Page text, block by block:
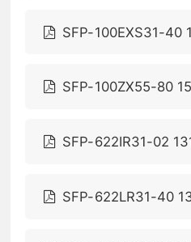
SFP-100EXS31-40
SFP-100ZX55-80
SFP-622IR31-02
SFP-622LR31-40